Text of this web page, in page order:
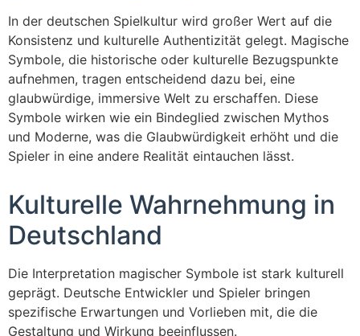
In der deutschen Spielkultur wird großer Wert auf die
Konsistenz und kulturelle Authentizität gelegt. Magische
Symbole, die historische oder kulturelle Bezugspunkte
aufnehmen, tragen entscheidend dazu bei, eine
glaubwürdige, immersive Welt zu erschaffen. Diese
Symbole wirken wie ein Bindeglied zwischen Mythos
und Moderne, was die Glaubwürdigkeit erhöht und die
Spieler in eine andere Realität eintauchen lässt.
Kulturelle Wahrnehmung in
Deutschland
Die Interpretation magischer Symbole ist stark kulturell
geprägt. Deutsche Entwickler und Spieler bringen
spezifische Erwartungen und Vorlieben mit, die die
Gestaltung und Wirkung beeinflussen.